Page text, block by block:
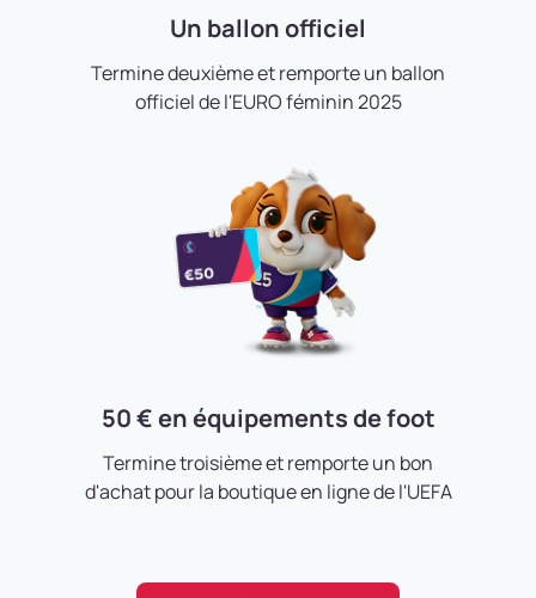
Un ballon officiel
Termine deuxième et remporte un ballon
officiel de l'EURO féminin 2025
50 € en équipements de foot
Termine troisième et remporte un bon
d'achat pour la boutique en ligne de l'UEFA